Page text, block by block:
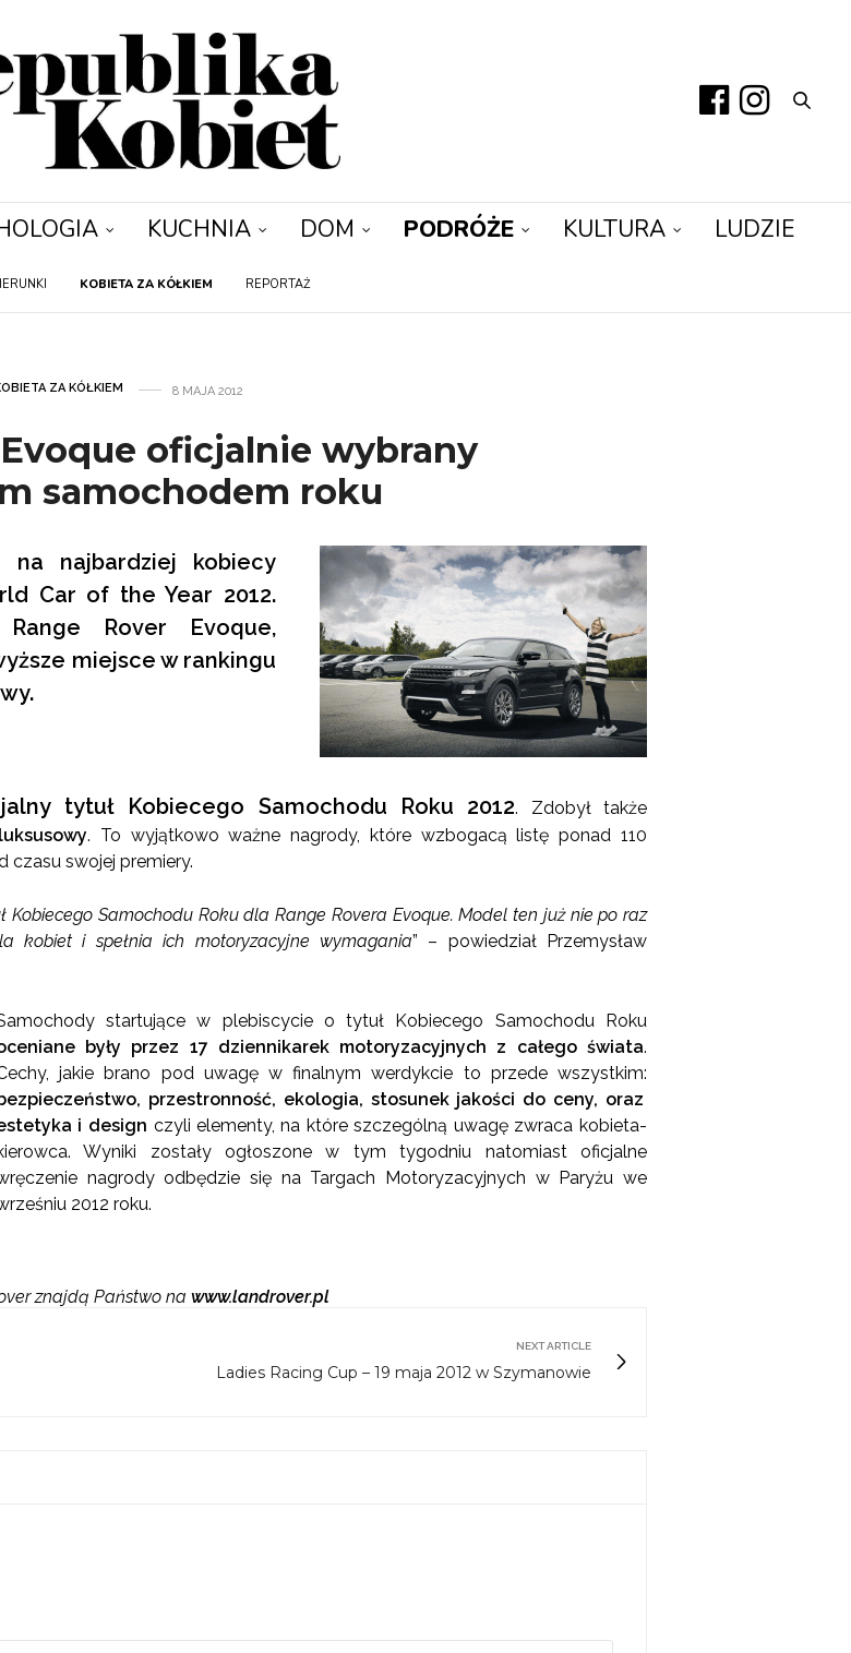
KUCHNIA DOM PODRÓŻE KULTURA LUDZIE
KOBIETA ZA KÓŁKIEM REPORTAŻ
ZA KÓŁKIEM 8 MAJA 2012
oficjalnie wybrany
samochodem roku
na najbardziej kobiecy
Car of the Year 2012.
Rover Evoque,
miejsce w rankingu
tytuł Kobiecego Samochodu Roku 2012. Zdobył także
. To wyjątkowo ważne nagrody, które wzbogacą listę ponad 110
czasu swojej premiery.
Samochodu Roku dla Range Rovera Evoque. Model ten już nie po raz
kobiet i spełnia ich motoryzacyjne wymagania” – powiedział Przemysław
startujące w plebiscycie o tytuł Kobiecego Samochodu Roku
były przez 17 dziennikarek motoryzacyjnych z całego świata.
jakie brano pod uwagę w finalnym werdykcie to przede wszystkim:
przestronność, ekologia, stosunek jakości do ceny, oraz
i design czyli elementy, na które szczególną uwagę zwraca kobieta-
Wyniki zostały ogłoszone w tym tygodniu natomiast oficjalne
nagrody odbędzie się na Targach Motoryzacyjnych w Paryżu we
2012 roku.
znajdą Państwo na www.landrover.pl
NEXT ARTICLE
Ladies Racing Cup – 19 maja 2012 w Szymanowie